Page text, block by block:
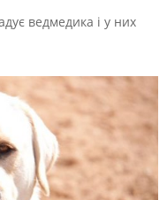
ведмедика і у них